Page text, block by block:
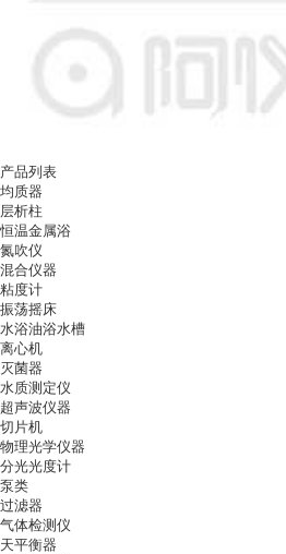
产品列表
均质器
层析柱
恒温金属浴
氮吹仪
混合仪器
粘度计
振荡摇床
水浴油浴水槽
离心机
灭菌器
水质测定仪
超声波仪器
切片机
物理光学仪器
分光光度计
泵类
过滤器
气体检测仪
天平衡器